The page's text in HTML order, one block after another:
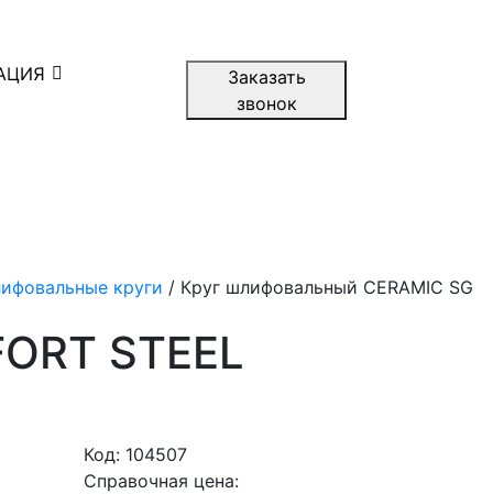
Заказать
звонок
круги / Круг шлифовальный CERAMIC SG
STEEL
Код: 104507
Справочная цена: